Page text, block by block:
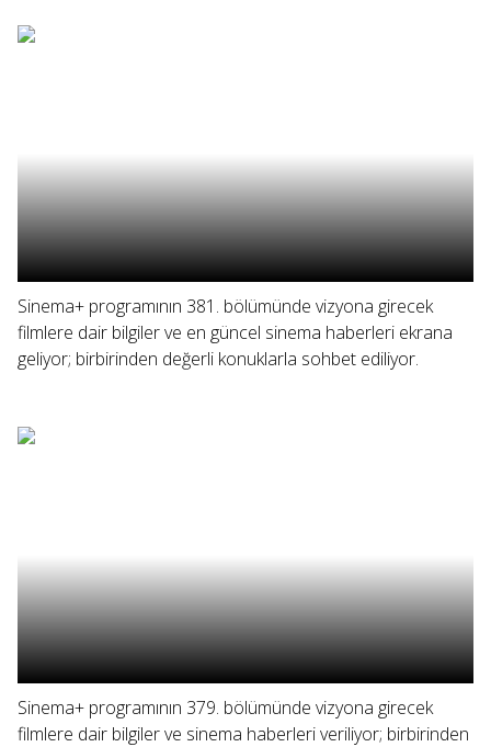
Sinema+ programının 381. bölümünde vizyona girecek
filmlere dair bilgiler ve en güncel sinema haberleri ekrana
geliyor; birbirinden değerli konuklarla sohbet ediliyor.
Sinema+ programının 379. bölümünde vizyona girecek
filmlere dair bilgiler ve sinema haberleri veriliyor; birbirinden